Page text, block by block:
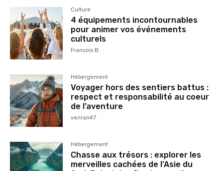
Culture
4 équipements incontournables
pour animer vos événements
culturels
Francois B. -
Hébergement
Voyager hors des sentiers battus :
respect et responsabilité au coeur
de l’aventure
venran47 -
Hébergement
Chasse aux trésors : explorer les
merveilles cachées de l’Asie du